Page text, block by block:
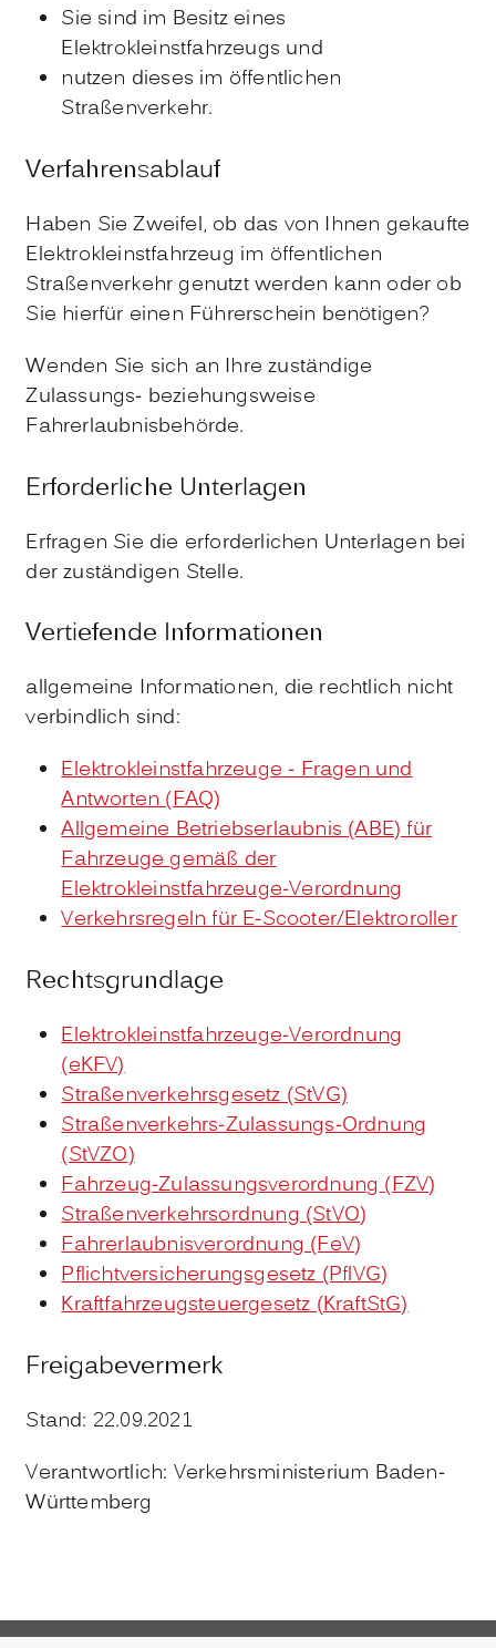
Sie sind im Besitz eines
Elektrokleinstfahrzeugs und
nutzen dieses im öffentlichen
Straßenverkehr.
Verfahrensablauf
Haben Sie Zweifel, ob das von Ihnen gekaufte
Elektrokleinstfahrzeug im öffentlichen
Straßenverkehr genutzt werden kann oder ob
Sie hierfür einen Führerschein benötigen?
Wenden Sie sich an Ihre zuständige
Zulassungs- beziehungsweise
Fahrerlaubnisbehörde.
Erforderliche Unterlagen
Erfragen Sie die erforderlichen Unterlagen bei
der zuständigen Stelle.
Vertiefende Informationen
allgemeine Informationen, die rechtlich nicht
verbindlich sind:
Elektrokleinstfahrzeuge - Fragen und
Antworten (FAQ)
Allgemeine Betriebserlaubnis (ABE) für
Fahrzeuge gemäß der
Elektrokleinstfahrzeuge-Verordnung
Verkehrsregeln für E-Scooter/Elektroroller
Rechtsgrundlage
Elektrokleinstfahrzeuge-Verordnung
(eKFV)
Straßenverkehrsgesetz (StVG)
Straßenverkehrs-Zulassungs-Ordnung
(StVZO)
Fahrzeug-Zulassungsverordnung (FZV)
Straßenverkehrsordnung (StVO)
Fahrerlaubnisverordnung (FeV)
Pflichtversicherungsgesetz (PflVG)
Kraftfahrzeugsteuergesetz (KraftStG)
Freigabevermerk
Stand: 22.09.2021
Verantwortlich: Verkehrsministerium Baden-
Württemberg